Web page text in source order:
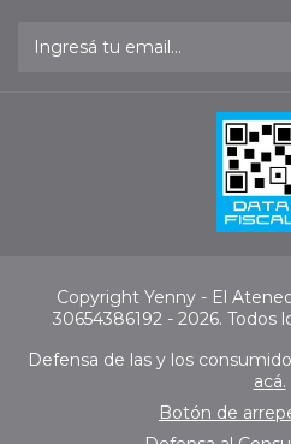
Copyright Yenny - El
30654386192 - 2026. Todos
Defensa de las y los
acá.
Botón de